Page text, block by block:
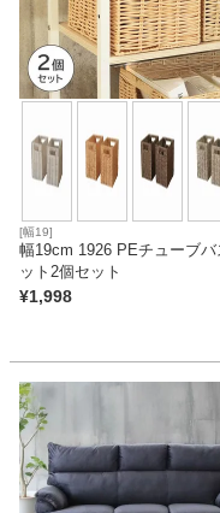
学習机
ホームオフィス
こたつ
ファブリック
カーテン
[幅19]
幅19cm 1926 PEチューブバ
ット2個セット
¥1,998